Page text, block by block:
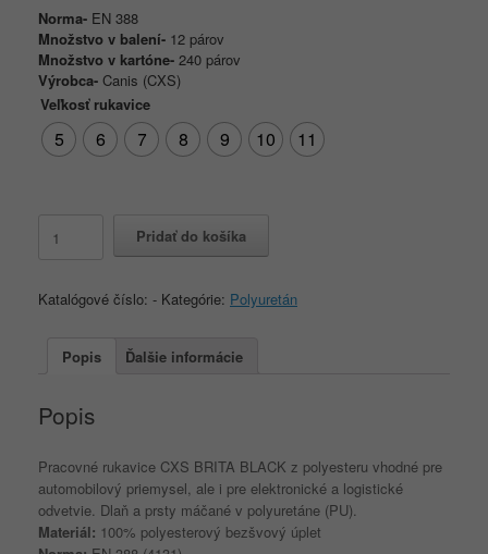
Norma- EN 388
Množstvo v balení- 12 párov
Množstvo v kartóne- 240 párov
Výrobca- Canis (CXS)
Veľkosť rukavice
5 6 7 8 9 10 11
Pracovné
WHITE
polyuretáne
Pridať do košíka
Katalógové číslo: - Kategórie: Polyuretán
Popis Ďalšie informácie
Popis
Pracovné rukavice CXS BRITA BLACK z polyesteru vhodné pre
automobilový priemysel, ale i pre elektronické a logistické
odvetvie. Dlaň a prsty máčané v polyuretáne (PU).
Materiál: 100% polyesterový bezšvový úplet